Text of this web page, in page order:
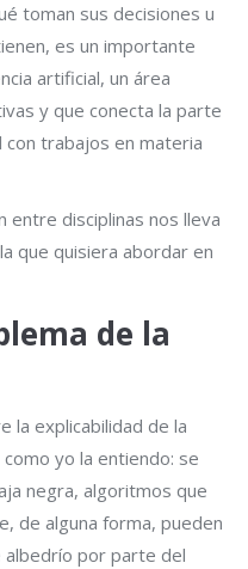
toman sus decisiones u
es un importante
artificial, un área
y que conecta la parte
con trabajos en materia
entre disciplinas nos lleva
que quisiera abordar en
de la
la explicabilidad de la
yo la entiendo: se
negra, algoritmos que
de alguna forma, pueden
por parte del